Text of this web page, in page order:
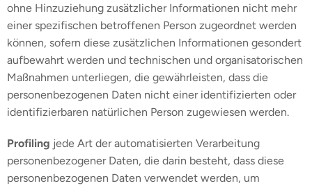
ohne Hinzuziehung zusätzlicher Informationen nicht mehr
einer spezifischen betroffenen Person zugeordnet werden
können, sofern diese zusätzlichen Informationen gesondert
aufbewahrt werden und technischen und organisatorischen
Maßnahmen unterliegen, die gewährleisten, dass die
personenbezogenen Daten nicht einer identifizierten oder
identifizierbaren natürlichen Person zugewiesen werden.
Profiling jede Art der automatisierten Verarbeitung
personenbezogener Daten, die darin besteht, dass diese
personenbezogenen Daten verwendet werden, um